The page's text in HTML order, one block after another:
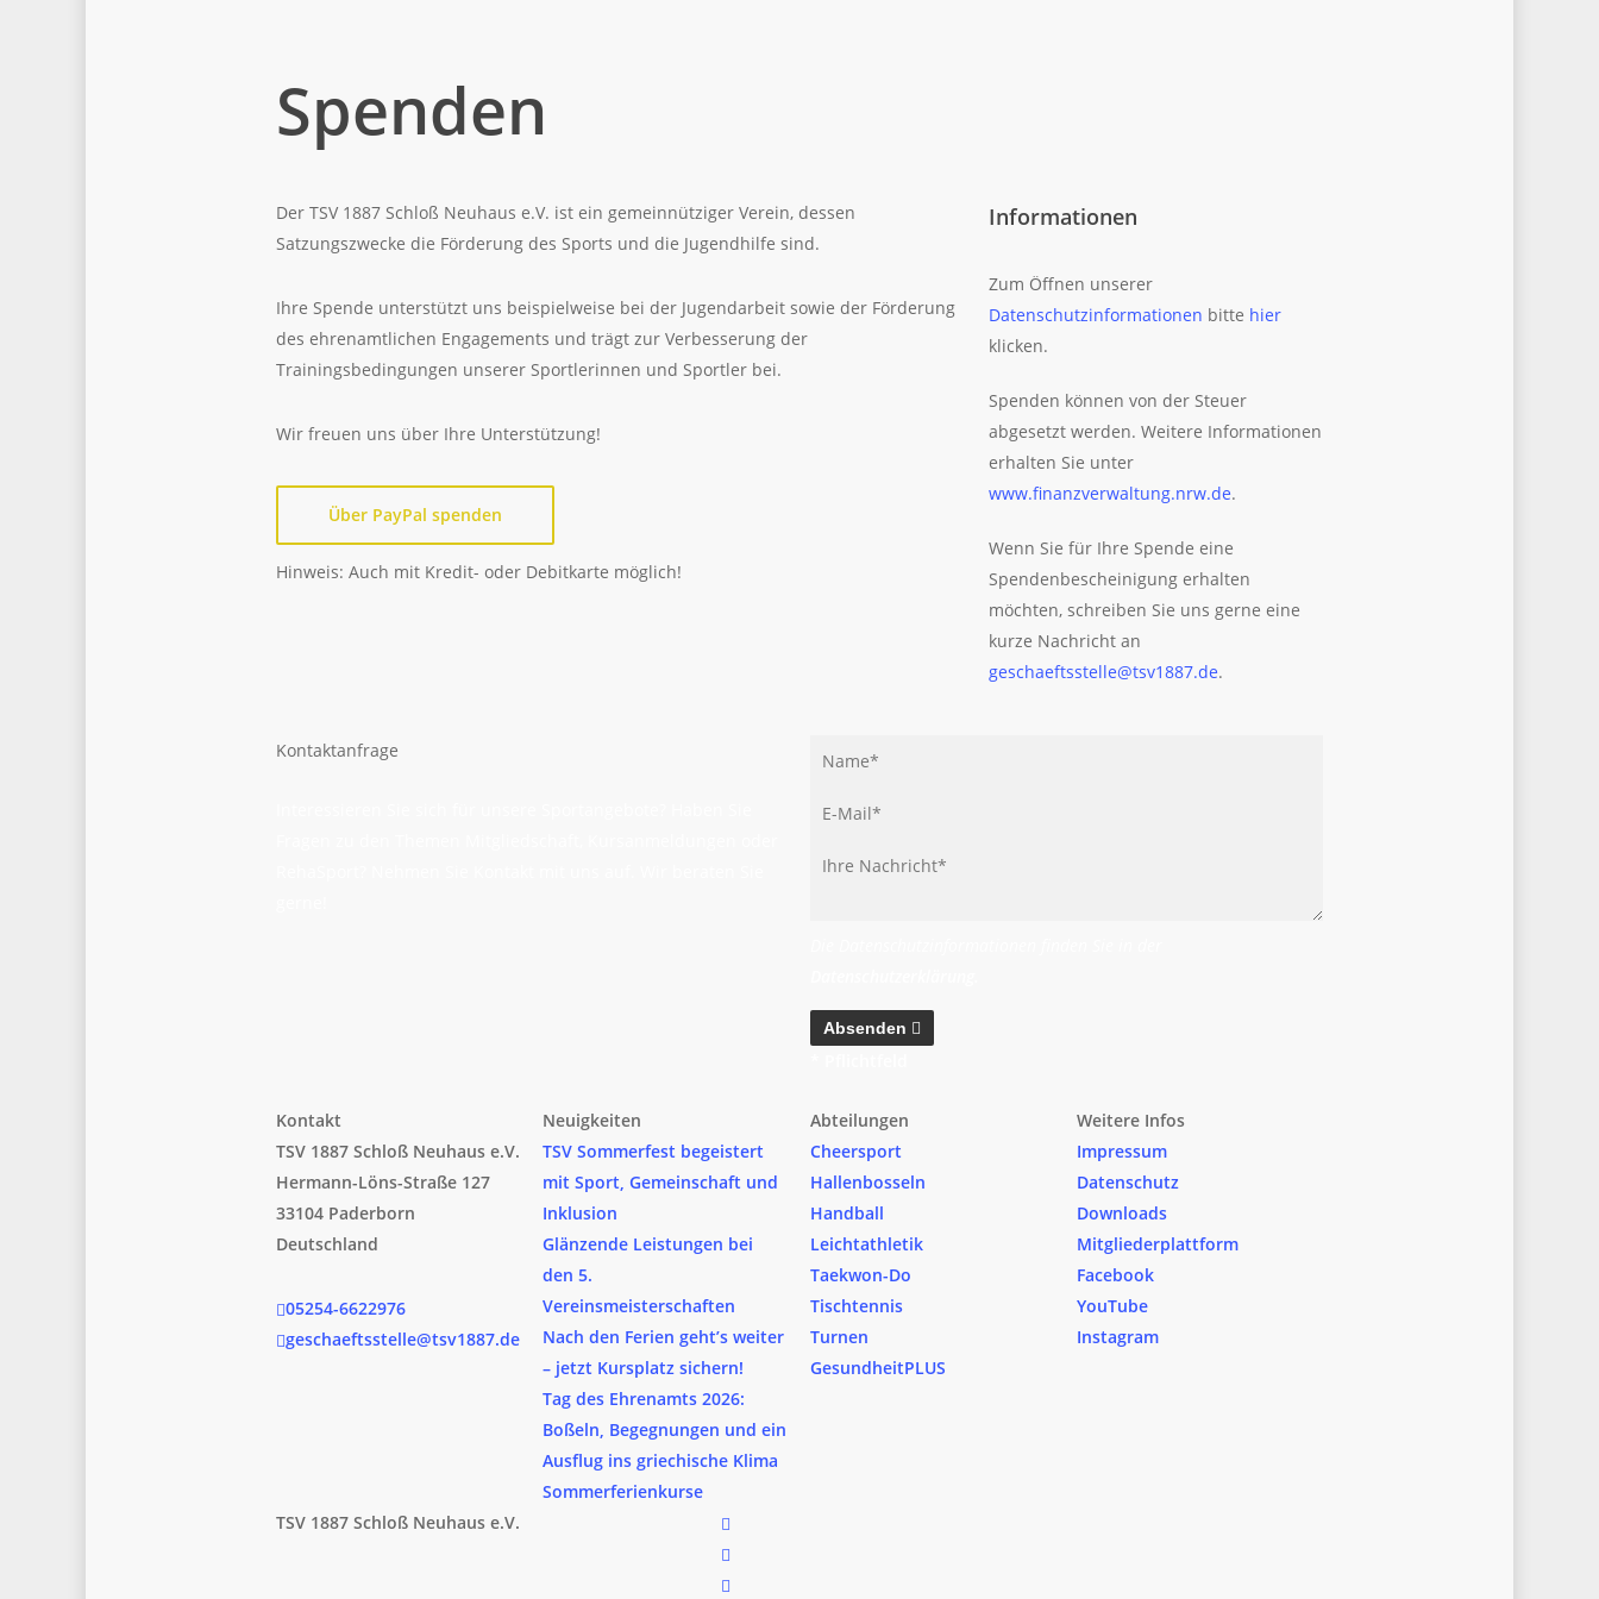
Spenden
Der TSV 1887 Schloß Neuhaus e.V. ist ein gemeinnütziger Verein, dessen
Satzungszwecke die Förderung des Sports und die Jugendhilfe sind.
Ihre Spende unterstützt uns beispielweise bei der Jugendarbeit sowie der Förderung
des ehrenamtlichen Engagements und trägt zur Verbesserung der
Trainingsbedingungen unserer Sportlerinnen und Sportler bei.
Wir freuen uns über Ihre Unterstützung!
Über PayPal spenden
Hinweis: Auch mit Kredit- oder Debitkarte möglich!
Informationen
Zum Öffnen unserer
Datenschutzinformationen bitte hier
klicken.
Spenden können von der Steuer
abgesetzt werden. Weitere Informationen
erhalten Sie unter
www.finanzverwaltung.nrw.de.
Wenn Sie für Ihre Spende eine
Spendenbescheinigung erhalten
möchten, schreiben Sie uns gerne eine
kurze Nachricht an
geschaeftsstelle@tsv1887.de.
Kontaktanfrage
Absenden
Kontakt
TSV 1887 Schloß Neuhaus e.V.
Hermann-Löns-Straße 127
33104 Paderborn
Deutschland
05254-6622976
geschaeftsstelle@tsv1887.de
Neuigkeiten
TSV Sommerfest begeistert
mit Sport, Gemeinschaft und
Inklusion
Glänzende Leistungen bei
den 5.
Vereinsmeisterschaften
Nach den Ferien geht’s weiter
– jetzt Kursplatz sichern!
Tag des Ehrenamts 2026:
Boßeln, Begegnungen und ein
Ausflug ins griechische Klima
Sommerferienkurse
Abteilungen
Cheersport
Hallenbosseln
Handball
Leichtathletik
Taekwon-Do
Tischtennis
Turnen
GesundheitPLUS
Weitere Infos
Impressum
Datenschutz
Downloads
Mitgliederplattform
Facebook
YouTube
Instagram
TSV 1887 Schloß Neuhaus e.V.